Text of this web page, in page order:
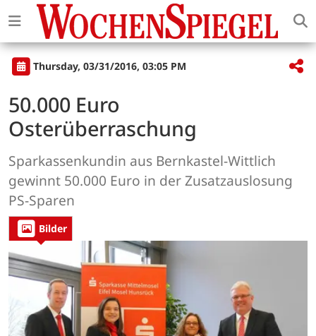
Thursday, 03/31/2016, 03:05 PM
50.000 Euro
Osterüberraschung
Sparkassenkundin aus Bernkastel-Wittlich
gewinnt 50.000 Euro in der Zusatzauslosung
PS-Sparen
Bilder